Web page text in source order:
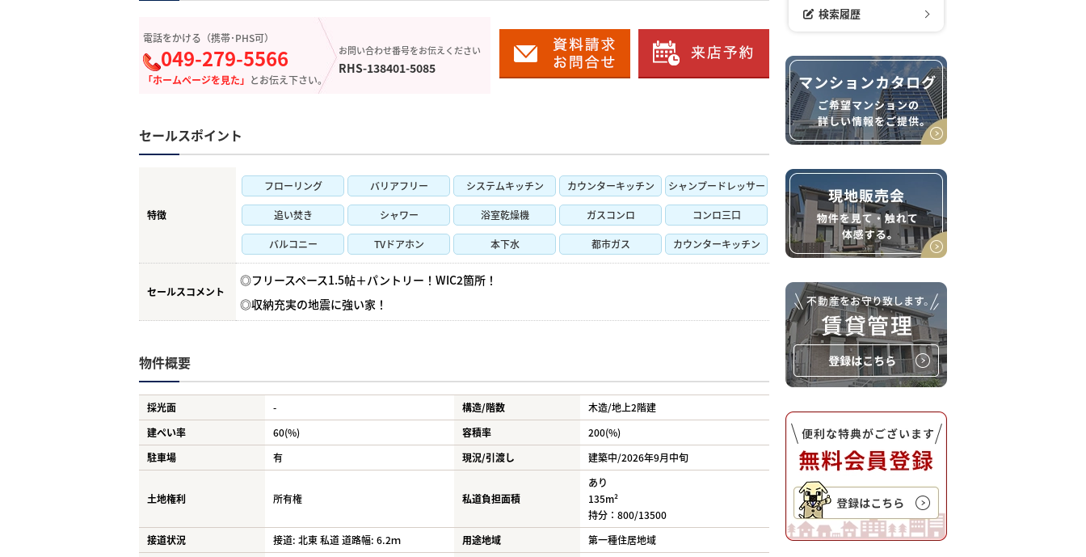
電話をかける（携帯･PHS可）
049-279-5566
「ホームページを見た」 とお伝え下さい。
お問い合わせ番号をお伝えください
RHS-138401-5085
セールスポイント
特徴
フローリング バリアフリー システムキッチン カウンターキッチン シャンプードレッサー
追い焚き シャワー 浴室乾燥機 ガスコンロ コンロ三口
バルコニー TVドアホン 本下水 都市ガス カウンターキッチン
セールスコメント
◎フリースペース1.5帖＋パントリー！WIC2箇所！
◎収納充実の地震に強い家！
物件概要
採光面 - 構造/階数 木造/地上2階建
建ぺい率
60(%) 容積率
200(%)
駐車場
有 現況/引渡し 建築中/2026年9月中旬
土地権利 所有権 私道負担面積
あり
135m²
持分：800/13500
接道状況
接道: 北東 私道 道路幅: 6.2ｍ 用途地域
第一種住居地域
検索履歴